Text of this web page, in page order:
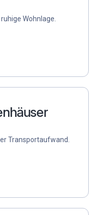
Wohnlage.
Transportaufwand.